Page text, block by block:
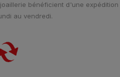
bénéficient d'une expédition
au vendredi.